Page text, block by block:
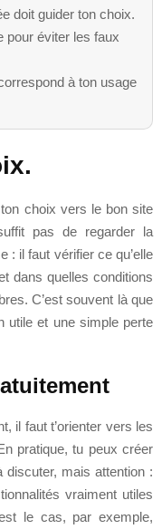
doit guider ton choix.
pour éviter les faux
à ton usage
choix vers le bon site
pas de regarder la
: il faut vérifier ce qu’elle
dans quelles conditions
C’est souvent là que
utile et une simple perte
il faut t’orienter vers les
pratique, tu peux créer
mais attention :
vraiment utiles
le cas, par exemple,